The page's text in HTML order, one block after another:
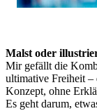
Malst oder
Mir gefällt die
ultimative Freiheit –
Konzept, ohne
Es geht darum,